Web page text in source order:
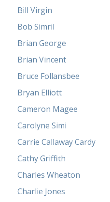
Bill Virgin
Bob Simril
Brian George
Brian Vincent
Bruce Follansbee
Bryan Elliott
Cameron Magee
Carolyne Simi
Carrie Callaway Cardy
Cathy Griffith
Charles Wheaton
Charlie Jones